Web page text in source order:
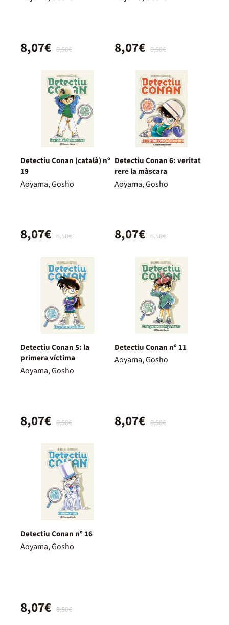
8,50€
8,07€ 8,50€
8,07€
Detectiu Conan (català) nº
19
Aoyama, Gosho
8,50€
8,07€
Detectiu Conan 6: veritat
rere la màscara
Aoyama, Gosho
8,50€
8,07€
Detectiu Conan 5: la
primera víctima
Aoyama, Gosho
8,50€
8,07€
Detectiu Conan nº 11
Aoyama, Gosho
8,50€
8,07€
Detectiu Conan nº 16
Aoyama, Gosho
8,50€
8,07€